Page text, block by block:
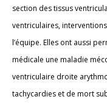
section des tissus
ventriculaires,
l’équipe. Elles ont aussi
médicale une maladie
ventriculaire droite
tachycardies et de mort